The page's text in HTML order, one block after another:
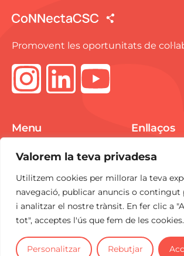
Valorem la teva privadesa
Utilitzem cookies per millorar la teva
navegació, publicar anuncis o contingut
i analitzar el nostre trànsit. En fer clic a
tot", acceptes l'ús que fem de les cookies.
Personalitzar Rebutjar
Promovent les oportunitats de
Menu
Notícies
Contacte
Enllaços
CoNNecta és una iniciativa